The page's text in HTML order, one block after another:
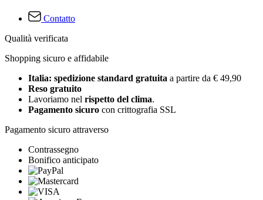
Contatto
Qualità verificata
Shopping sicuro e affidabile
Italia: spedizione standard gratuita a partire da € 49,90
Reso gratuito
Lavoriamo nel rispetto del clima.
Pagamento sicuro con crittografia SSL
Pagamento sicuro attraverso
Contrassegno
Bonifico anticipato